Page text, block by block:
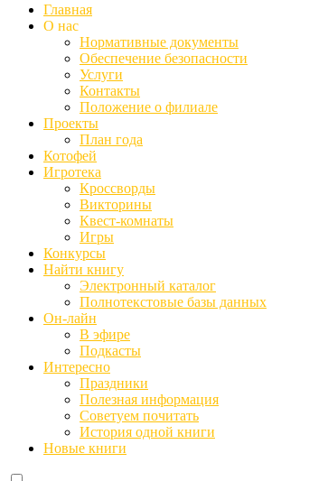
Главная
О нас
Нормативные документы
Обеспечение безопасности
Услуги
Контакты
Положение о филиале
Проекты
План года
Котофей
Игротека
Кроссворды
Викторины
Квест-комнаты
Игры
Конкурсы
Найти книгу
Электронный каталог
Полнотекстовые базы данных
Он-лайн
В эфире
Подкасты
Интересно
Праздники
Полезная информация
Советуем почитать
История одной книги
Новые книги